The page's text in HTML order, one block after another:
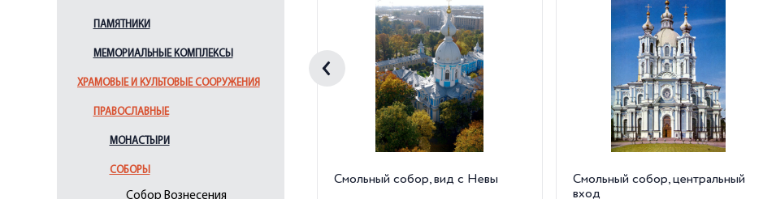
ПАМЯТНИКИ
МЕМОРИАЛЬНЫЕ КОМПЛЕКСЫ
ХРАМОВЫЕ И КУЛЬТОВЫЕ СООРУЖЕНИЯ
ПРАВОСЛАВНЫЕ
МОНАСТЫРИ
СОБОРЫ
Cобор Вознесения
Смольный собор, вид с Невы
Смольный собор, центральный
вход